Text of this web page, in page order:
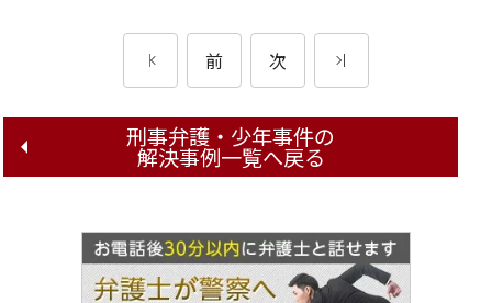
前 次
刑事弁護・少年事件の
解決事例一覧へ戻る